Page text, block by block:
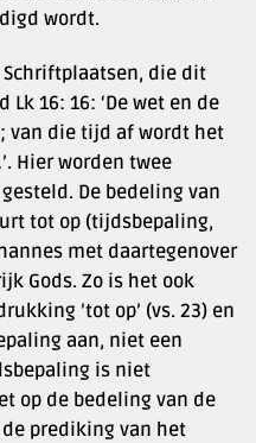
wordt.
Schriftplaatsen, die dit
16: 16: ‘De wet en de
van die tijd af wordt het
Hier worden twee
De bedeling van
tot op (tijdsbepaling,
met daartegenover
Gods. Zo is het ook
’tot op’ (vs. 23) en
aan, niet een
is niet
op de bedeling van de
prediking van het